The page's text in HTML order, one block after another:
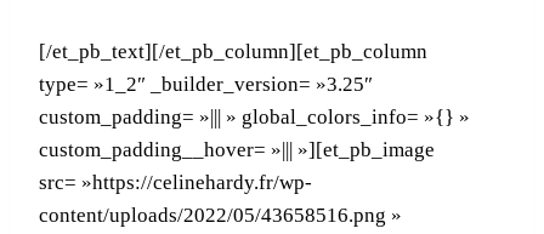
[/et_pb_text][/et_pb_column][et_pb_column
type= »1_2″ _builder_version= »3.25″
custom_padding= »||| » global_colors_info= »{} »
custom_padding__hover= »||| »][et_pb_image
src= »https://celinehardy.fr/wp-
content/uploads/2022/05/43658516.png »